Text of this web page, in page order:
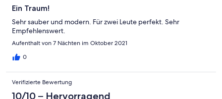
Ein Traum!
Sehr sauber und modern. Für zwei Leute perfekt. Sehr
Empfehlenswert.
Aufenthalt von 7 Nächten im Oktober 2021
0
Verifizierte Bewertung
10/10 – Hervorragend